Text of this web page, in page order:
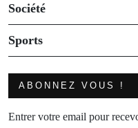
Société
Sports
ABONNEZ VOUS !
Entrer votre email pour